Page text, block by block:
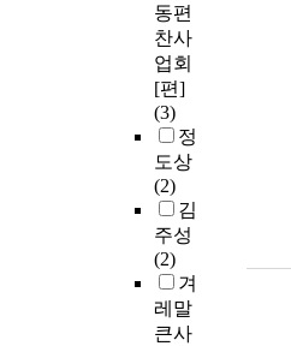
동편
찬사
업회
[편]
(3)
정
도상
(2)
김
주성
(2)
겨
레말
큰사